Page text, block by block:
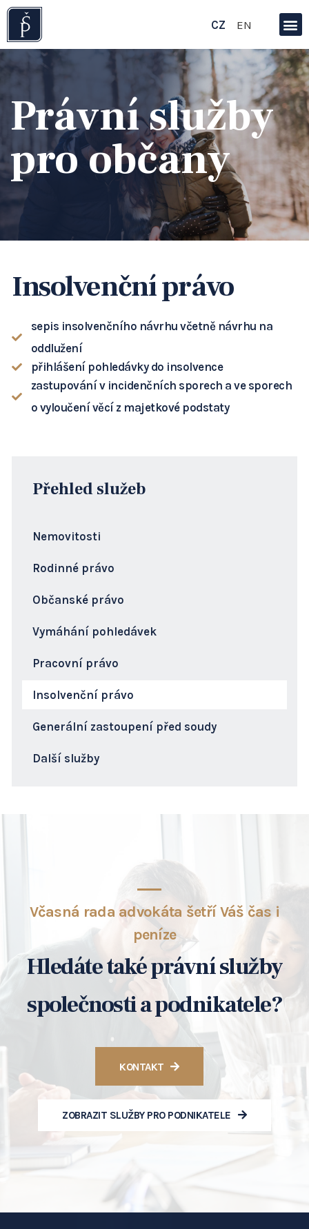
CZ EN
Právní služby
pro občany
Insolvenční právo
sepis insolvenčního návrhu včetně návrhu na
oddlužení
přihlášení pohledávky do insolvence
zastupování v incidenčních sporech a ve sporech
o vyloučení věcí z majetkové podstaty
Přehled služeb
Nemovitosti
Rodinné právo
Občanské právo
Vymáhání pohledávek
Pracovní právo
Insolvenční právo
Generální zastoupení před soudy
Další služby
Včasná rada advokáta šetří Váš čas i
peníze
Hledáte také právní služby
společnosti a podnikatele?
KONTAKT
ZOBRAZIT SLUŽBY PRO PODNIKATELE